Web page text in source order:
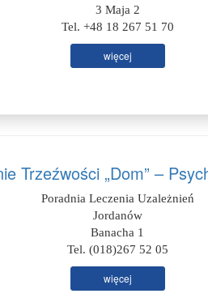
3 Maja 2
Tel. +48 18 267 51 70
więcej
Trzeźwości „Dom” –
Poradnia Leczenia Uzależnień
Jordanów
Banacha 1
Tel. (018)267 52 05
więcej